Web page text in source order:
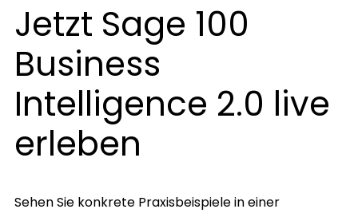
Jetzt Sage 100
Business
Intelligence 2.0 live
erleben
Sehen Sie konkrete Praxisbeispiele in einer